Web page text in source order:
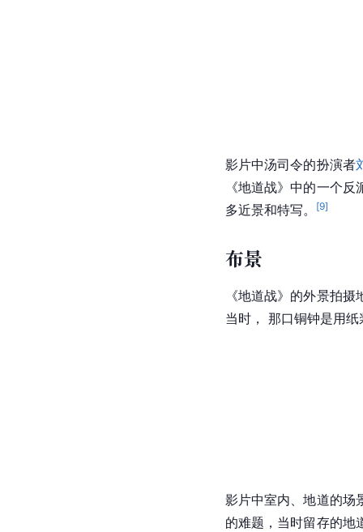
影片中汤司令的扮演者
《地道战》中的一个
多近景和特写。 [9]
布景
《地道战》的外景拍
当时， 那口铜钟是用
影片中室内、地道的场
的难题，当时留存的地